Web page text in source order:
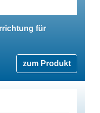
für
zum Produkt